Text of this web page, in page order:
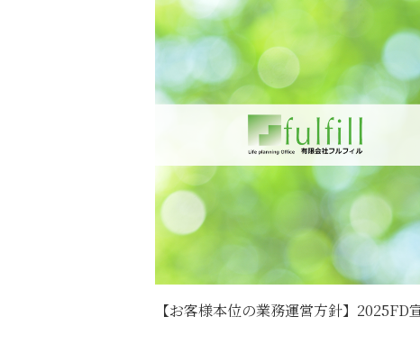
【お客様本位の業務運営方針】2025FD